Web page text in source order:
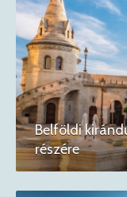
Belföldi
részére